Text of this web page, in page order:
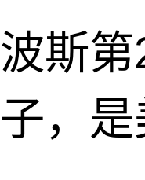
波斯
子，